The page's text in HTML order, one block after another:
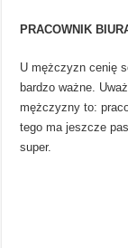
PRACOWNIK
U mężczyzn cenię
bardzo ważne.
mężczyzny to:
tego ma jeszcze
super.